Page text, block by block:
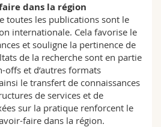
dans la région
toutes les publications sont le
internationale. Cela favorise le
et souligne la pertinence de
de la recherche sont en partie
offs et d’autres formats
le transfert de connaissances
de services et de
sur la pratique renforcent le
faire dans la région.